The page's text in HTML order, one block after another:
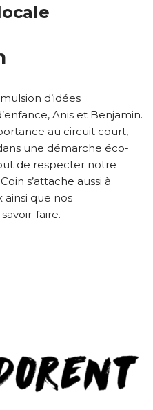
d’idées
Anis et Benjamin.
au circuit court,
une démarche éco-
de respecter notre
s’attache aussi à
ainsi que nos
faire.